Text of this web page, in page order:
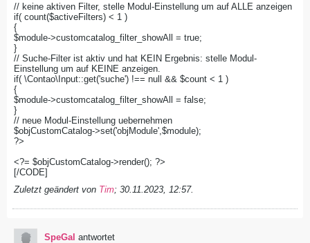
// keine aktiven Filter, stelle Modul-Einstellung um auf ALLE anzeigen
if( count($activeFilters) < 1 )
{
$module->customcatalog_filter_showAll = true;
}
// Suche-Filter ist aktiv und hat KEIN Ergebnis: stelle Modul-
Einstellung um auf KEINE anzeigen.
if( \Contao\Input::get('suche') !== null && $count < 1 )
{
$module->customcatalog_filter_showAll = false;
}
// neue Modul-Einstellung uebernehmen
$objCustomCatalog->set('objModule',$module);
?>
<?= $objCustomCatalog->render(); ?>
[/CODE]
Zuletzt geändert von Tim; 30.11.2023, 12:57.
SpeGal antwortet